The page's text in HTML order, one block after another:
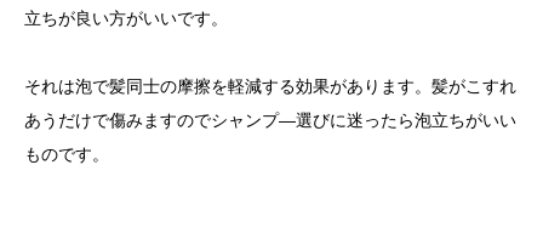
立ちが良い方がいいです。
それは泡で髪同士の摩擦を軽減する効果があります。髪がこすれ
あうだけで傷みますのでシャンプ―選びに迷ったら泡立ちがいい
ものです。